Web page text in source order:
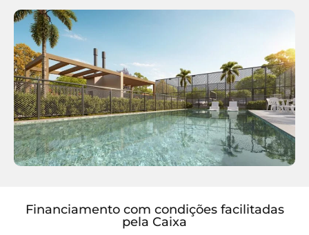
Financiamento com condições facilitadas
pela Caixa